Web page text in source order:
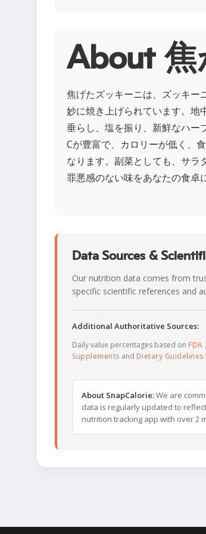
About 焦
焦げたズッキーニは、ズッキー
妙に焼き上げられています。地
垂らし、塩を振り、新鮮なハー
Cが豊富で、カロリーが低く、
なります。副菜としても、サラ
罪悪感のない味をあなたの食卓
Data Sources &
Our nutrition data comes from
specific scientific references and
Additional Authoritative Sources:
Daily value percentages based on
Supplements and Dietary
About SnapCalorie:We are
data is regularly updated to
nutrition tracking app with over 2